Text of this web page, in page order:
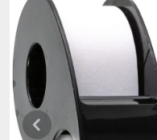
Sin
Este producto
Sé el primero en